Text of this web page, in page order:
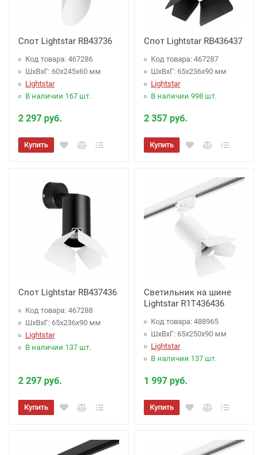
Спот Lightstar RB43736
Код товара: 467286
ШхВхГ: 60x245x60 мм
Lightstar
В наличии 167 шт.
2 297 руб.
Купить
Спот Lightstar RB436437
Код товара: 467287
ШхВхГ: 65x236x90 мм
Lightstar
В наличии 998 шт.
2 357 руб.
Купить
Спот Lightstar RB437436
Код товара: 467288
ШхВхГ: 65x236x90 мм
Lightstar
В наличии 137 шт.
2 297 руб.
Купить
Светильник на шине
Lightstar R1T436436
Код товара: 488965
ШхВхГ: 65x250x90 мм
Lightstar
В наличии 137 шт.
1 997 руб.
Купить